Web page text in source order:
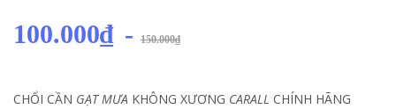
100.000₫ - 150.000₫
CHỔI CẦN GẠT MƯA KHÔNG XƯƠNG CARALL CHÍNH HÃNG